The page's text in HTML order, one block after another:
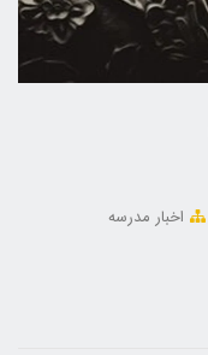
اخبار مدرسه